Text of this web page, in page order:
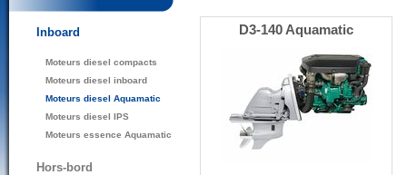
Inboard
Moteurs diesel compacts
Moteurs diesel inboard
Moteurs diesel Aquamatic
Moteurs diesel IPS
Moteurs essence Aquamatic
Hors-bord
D3-140 Aquamatic